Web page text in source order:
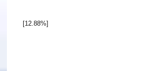
[12.88%]